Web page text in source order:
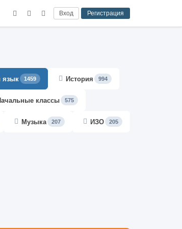
Вход Регистрация
язык 1459 История 994
классы 575
Музыка 207 ИЗО 205